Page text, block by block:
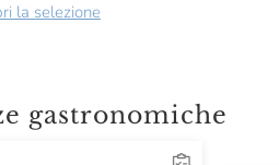
la selezione
gastronomiche